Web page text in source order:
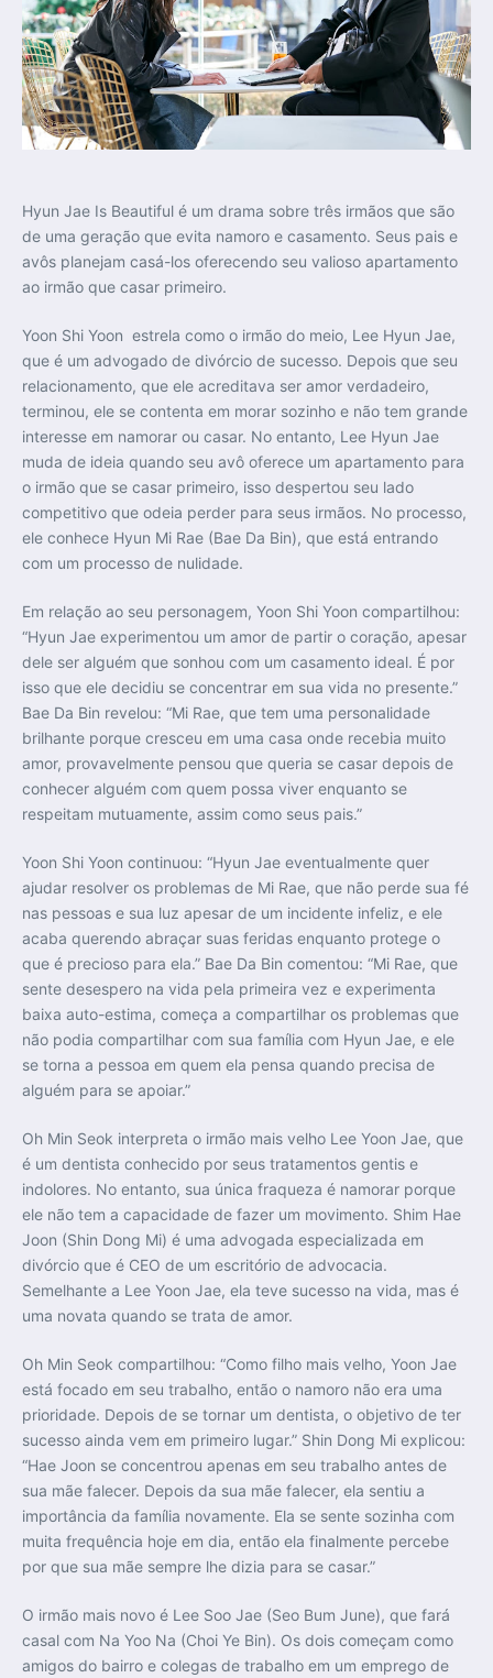
Hyun Jae Is Beautiful é um drama sobre três irmãos que são
de uma geração que evita namoro e casamento. Seus pais e
avôs planejam casá-los oferecendo seu valioso apartamento
ao irmão que casar primeiro.
Yoon Shi Yoon estrela como o irmão do meio, Lee Hyun Jae,
que é um advogado de divórcio de sucesso. Depois que seu
relacionamento, que ele acreditava ser amor verdadeiro,
terminou, ele se contenta em morar sozinho e não tem grande
interesse em namorar ou casar. No entanto, Lee Hyun Jae
muda de ideia quando seu avô oferece um apartamento para
o irmão que se casar primeiro, isso despertou seu lado
competitivo que odeia perder para seus irmãos. No processo,
ele conhece Hyun Mi Rae (Bae Da Bin), que está entrando
com um processo de nulidade.
Em relação ao seu personagem, Yoon Shi Yoon compartilhou:
“Hyun Jae experimentou um amor de partir o coração, apesar
dele ser alguém que sonhou com um casamento ideal. É por
isso que ele decidiu se concentrar em sua vida no presente.”
Bae Da Bin revelou: “Mi Rae, que tem uma personalidade
brilhante porque cresceu em uma casa onde recebia muito
amor, provavelmente pensou que queria se casar depois de
conhecer alguém com quem possa viver enquanto se
respeitam mutuamente, assim como seus pais.”
Yoon Shi Yoon continuou: “Hyun Jae eventualmente quer
ajudar resolver os problemas de Mi Rae, que não perde sua fé
nas pessoas e sua luz apesar de um incidente infeliz, e ele
acaba querendo abraçar suas feridas enquanto protege o
que é precioso para ela.” Bae Da Bin comentou: “Mi Rae, que
sente desespero na vida pela primeira vez e experimenta
baixa auto-estima, começa a compartilhar os problemas que
não podia compartilhar com sua família com Hyun Jae, e ele
se torna a pessoa em quem ela pensa quando precisa de
alguém para se apoiar.”
Oh Min Seok interpreta o irmão mais velho Lee Yoon Jae, que
é um dentista conhecido por seus tratamentos gentis e
indolores. No entanto, sua única fraqueza é namorar porque
ele não tem a capacidade de fazer um movimento. Shim Hae
Joon (Shin Dong Mi) é uma advogada especializada em
divórcio que é CEO de um escritório de advocacia.
Semelhante a Lee Yoon Jae, ela teve sucesso na vida, mas é
uma novata quando se trata de amor.
Oh Min Seok compartilhou: “Como filho mais velho, Yoon Jae
está focado em seu trabalho, então o namoro não era uma
prioridade. Depois de se tornar um dentista, o objetivo de ter
sucesso ainda vem em primeiro lugar.” Shin Dong Mi explicou:
“Hae Joon se concentrou apenas em seu trabalho antes de
sua mãe falecer. Depois da sua mãe falecer, ela sentiu a
importância da família novamente. Ela se sente sozinha com
muita frequência hoje em dia, então ela finalmente percebe
por que sua mãe sempre lhe dizia para se casar.”
O irmão mais novo é Lee Soo Jae (Seo Bum June), que fará
casal com Na Yoo Na (Choi Ye Bin). Os dois começam como
amigos do bairro e colegas de trabalho em um emprego de